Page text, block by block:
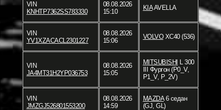
VIN
KNHTP7362SS783330
08.08.2026
15:10
KIAAVELLA
VIN
YV1XZACACL2301227
08.08.2026
15:06
VOLVOXC40 (536)
VIN
JA4MT31H2YP036753
08.08.2026
15:05
MITSUBISHI L 300
III Фургон (P0_V,
P1_V, P_2V)
VIN
JMZGJ526801553200
08.08.2026
14:59
MAZDA6 седан
(GJ, GL)